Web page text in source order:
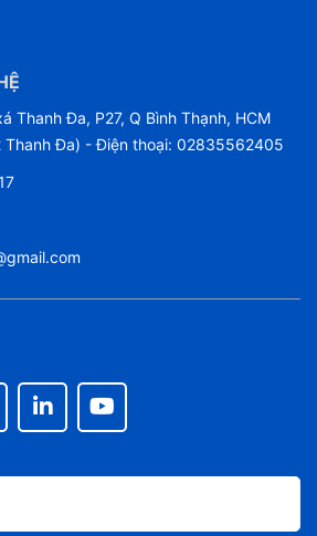
Thanh Đa, P27, Q Bình Thạnh, HCM
Đa) - Điện thoại: 02835562405